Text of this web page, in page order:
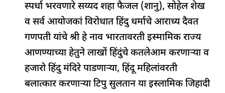
स्पर्धा भरवणारे सय्यद शहा फैजल (शानु), सोहेल शेख
व सर्व आयोजकां विरोधात हिंदु धर्माचे आराध्य दैवत
गणपती यांचे श्री हे नाव भारतावरती इस्मामिक राज्य
आणण्याच्या हेतुने लाखों हिंदुंचे कतलेआम करणाऱ्या व
हजारो हिंदु मंदिरे पाडणाऱ्या, हिंदू महिलांवरती
बलात्कार करणाऱ्या टिपु सुलतान या इस्लामिक जिहादी